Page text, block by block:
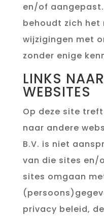
en/of
behoudt zich het
wijzigingen met
zonder enige
LINKS
WEBSITES
Op deze site
naar andere
B.V. is niet
van die sites en/
sites omgaan
privacy beleid,